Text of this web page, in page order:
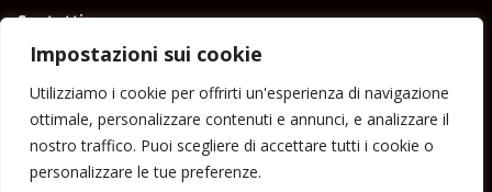
Impostazioni sui cookie
Utilizziamo i cookie per offrirti un'esperienza di navigazione
ottimale, personalizzare contenuti e annunci, e analizzare il
nostro traffico. Puoi scegliere di accettare tutti i cookie o
personalizzare le tue preferenze.
Contatti
Direttore responsabile: Peppe Paino - Eolmedia, via Zinzolo, 20 - 980555 -
Lipari (Me) - Tel. 3924544698 e-mail: giornaledilipari@gmail.com -